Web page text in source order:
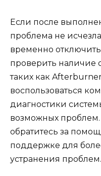
Если после
проблема не
временно
проверить наличие
таких как
воспользоваться
диагностики
возможных
обратитесь за
поддержке для
устранения проблем.